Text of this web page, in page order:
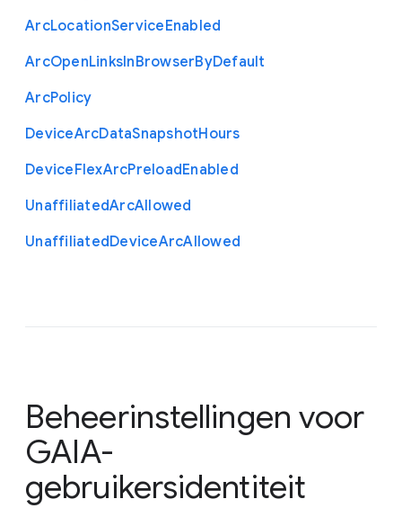
ArcLocationServiceEnabled
ArcOpenLinksInBrowserByDefault
ArcPolicy
DeviceArcDataSnapshotHours
DeviceFlexArcPreloadEnabled
UnaffiliatedArcAllowed
UnaffiliatedDeviceArcAllowed
Beheerinstellingen voor
GAIA-
gebruikersidentiteit